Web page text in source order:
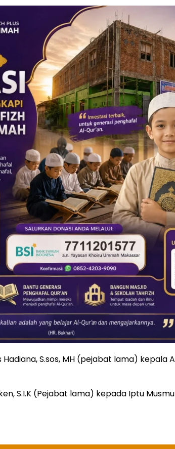
Hadiana, S.sos, MH (pejabat lama) kepala
S.I.K (Pejabat lama) kepada Iptu